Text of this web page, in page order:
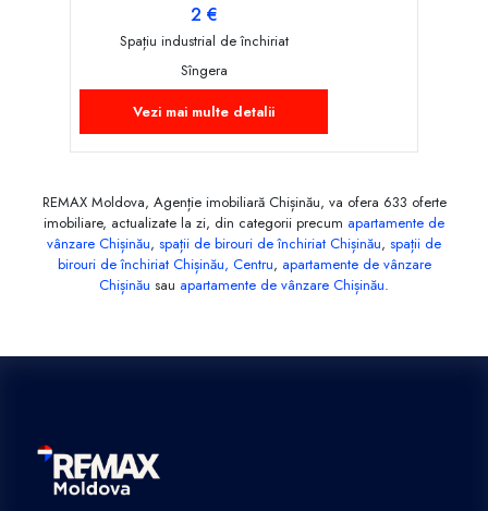
2 €
Spațiu industrial de închiriat
Sîngera
Vezi mai multe detalii
REMAX Moldova, Agenție imobiliară Chișinău, va ofera 633 oferte
imobiliare, actualizate la zi, din categorii precum apartamente de
vânzare Chișinău, spații de birouri de închiriat Chișinău, spații de
birouri de închiriat Chișinău, Centru, apartamente de vânzare
Chișinău sau apartamente de vânzare Chișinău.